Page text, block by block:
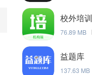
校外培
76.89 MB
益题库
137.63 MB